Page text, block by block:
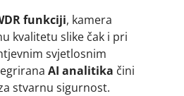
funkciji, kamera
kvalitetu slike čak i pri
svjetlosnim
AI analitika čini
stvarnu sigurnost.